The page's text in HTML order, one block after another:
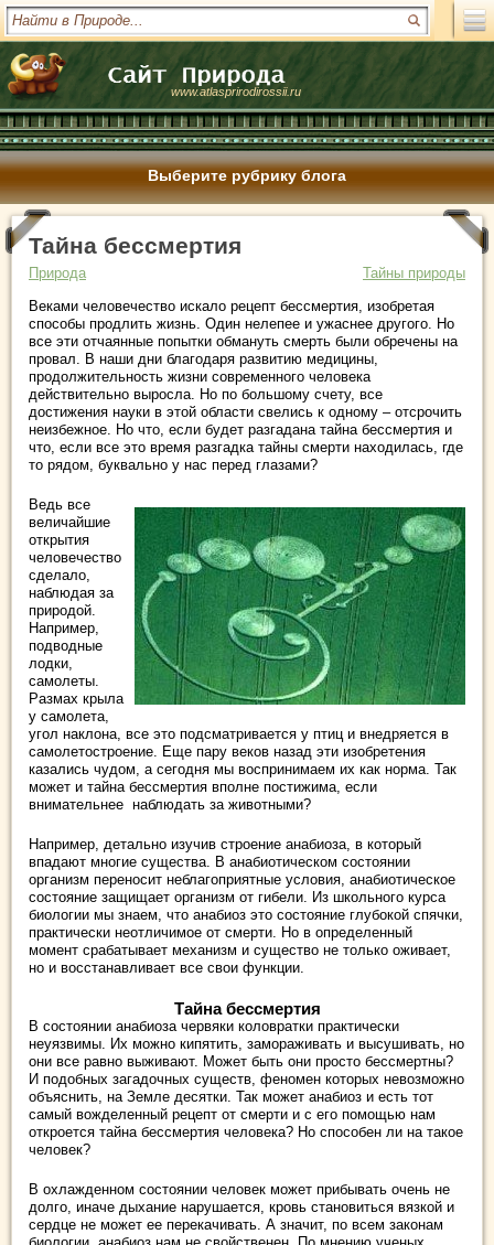
www.atlasprirodirossii.ru
Выберите рубрику блога
Тайна бессмертия
Природа
Тайны природы
Веками человечество искало рецепт бессмертия, изобретая
способы продлить жизнь. Один нелепее и ужаснее другого. Но
все эти отчаянные попытки обмануть смерть были обречены на
провал. В наши дни благодаря развитию медицины,
продолжительность жизни современного человека
действительно выросла. Но по большому счету, все
достижения науки в этой области свелись к одному – отсрочить
неизбежное. Но что, если будет разгадана тайна бессмертия и
что, если все это время разгадка тайны смерти находилась, где
то рядом, буквально у нас перед глазами?
Ведь все
величайшие
открытия
человечество
сделало,
наблюдая за
природой.
Например,
подводные
лодки,
самолеты.
Размах крыла
у самолета,
угол наклона, все это подсматривается у птиц и внедряется в
самолетостроение. Еще пару веков назад эти изобретения
казались чудом, а сегодня мы воспринимаем их как норма. Так
может и тайна бессмертия вполне постижима, если
внимательнее наблюдать за животными?
Например, детально изучив строение анабиоза, в который
впадают многие существа. В анабиотическом состоянии
организм переносит неблагоприятные условия, анабиотическое
состояние защищает организм от гибели. Из школьного курса
биологии мы знаем, что анабиоз это состояние глубокой спячки,
практически неотличимое от смерти. Но в определенный
момент срабатывает механизм и существо не только оживает,
но и восстанавливает все свои функции.
Тайна бессмертия
В состоянии анабиоза червяки коловратки практически
неуязвимы. Их можно кипятить, замораживать и высушивать, но
они все равно выживают. Может быть они просто бессмертны?
И подобных загадочных существ, феномен которых невозможно
объяснить, на Земле десятки. Так может анабиоз и есть тот
самый вожделенный рецепт от смерти и с его помощью нам
откроется тайна бессмертия человека? Но способен ли на такое
человек?
В охлажденном состоянии человек может прибывать очень не
долго, иначе дыхание нарушается, кровь становиться вязкой и
сердце не может ее перекачивать. А значит, по всем законам